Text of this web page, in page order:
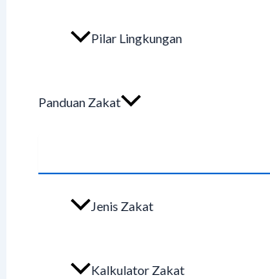
Pilar Lingkungan
Panduan Zakat
Jenis Zakat
Kalkulator Zakat